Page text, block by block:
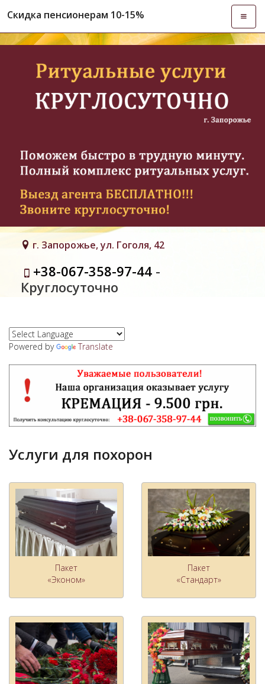
Скидка пенсионерам 10-15%
г. Запорожье, ул. Гоголя, 42
+38-067-358-97-44 -
Круглосуточно
Powered by Translate
Услуги для похорон
Пакет
«Эконом»
Пакет
«Стандарт»